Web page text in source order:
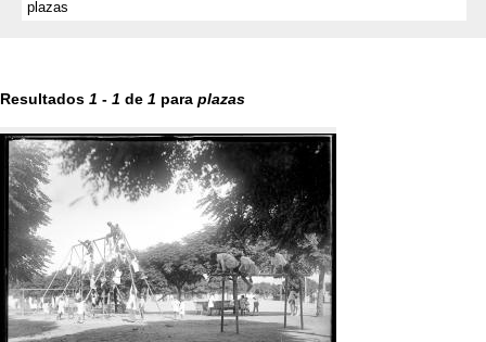
Resultados 1 - 1 de 1 para plazas